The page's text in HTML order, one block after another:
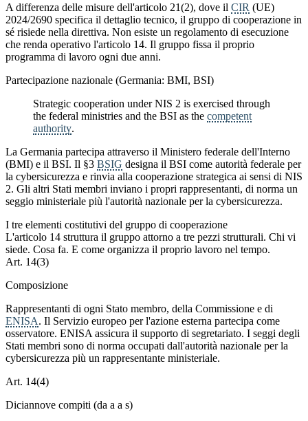
A differenza delle misure dell'articolo 21(2), dove il CIR (UE)
2024/2690 specifica il dettaglio tecnico, il gruppo di cooperazione in
sé risiede nella direttiva. Non esiste un regolamento di esecuzione
che renda operativo l'articolo 14. Il gruppo fissa il proprio
programma di lavoro ogni due anni.
Partecipazione nazionale (Germania: BMI, BSI)
Strategic cooperation under NIS 2 is exercised through
the federal ministries and the BSI as the competent
authority.
La Germania partecipa attraverso il Ministero federale dell'Interno
(BMI) e il BSI. Il §3 BSIG designa il BSI come autorità federale per
la cybersicurezza e rinvia alla cooperazione strategica ai sensi di NIS
2. Gli altri Stati membri inviano i propri rappresentanti, di norma un
seggio ministeriale più l'autorità nazionale per la cybersicurezza.
I tre elementi costitutivi del gruppo di cooperazione
L'articolo 14 struttura il gruppo attorno a tre pezzi strutturali. Chi vi
siede. Cosa fa. E come organizza il proprio lavoro nel tempo.
Art. 14(3)
Composizione
Rappresentanti di ogni Stato membro, della Commissione e di
ENISA. Il Servizio europeo per l'azione esterna partecipa come
osservatore. ENISA assicura il supporto di segretariato. I seggi degli
Stati membri sono di norma occupati dall'autorità nazionale per la
cybersicurezza più un rappresentante ministeriale.
Art. 14(4)
Diciannove compiti (da a a s)